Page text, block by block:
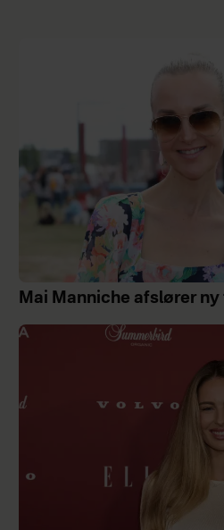
Mai Manniche afslører ny